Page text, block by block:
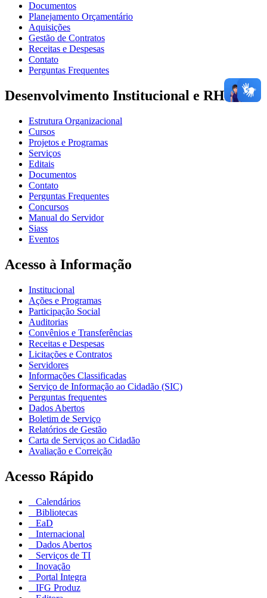
Documentos
Planejamento Orçamentário
Aquisições
Gestão de Contratos
Receitas e Despesas
Contato
Perguntas Frequentes
Desenvolvimento Institucional e RH
Estrutura Organizacional
Cursos
Projetos e Programas
Serviços
Editais
Documentos
Contato
Perguntas Frequentes
Concursos
Manual do Servidor
Siass
Eventos
Acesso à Informação
Institucional
Ações e Programas
Participação Social
Auditorias
Convênios e Transferências
Receitas e Despesas
Licitações e Contratos
Servidores
Informações Classificadas
Serviço de Informação ao Cidadão (SIC)
Perguntas frequentes
Dados Abertos
Boletim de Serviço
Relatórios de Gestão
Carta de Serviços ao Cidadão
Avaliação e Correição
Acesso Rápido
Calendários
Bibliotecas
EaD
Internacional
Dados Abertos
Serviços de TI
Inovação
Portal Integra
IFG Produz